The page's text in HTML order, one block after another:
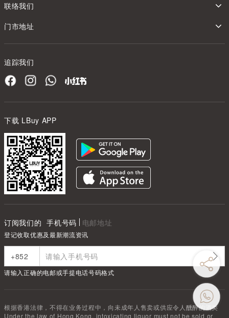
联络我们
门市地址
追踪我们
下载 LBuy APP
订阅我们的 手机号码 电邮地址
登记收取优惠及最新潮流资讯
请输入正确的电邮或手提电话号码格式
根据香港法律，不得在业务过程中，向未成年人售卖或供应令人醺醉的酒类
Under the law of Hong Kong, intoxicating liquor must not be sold or